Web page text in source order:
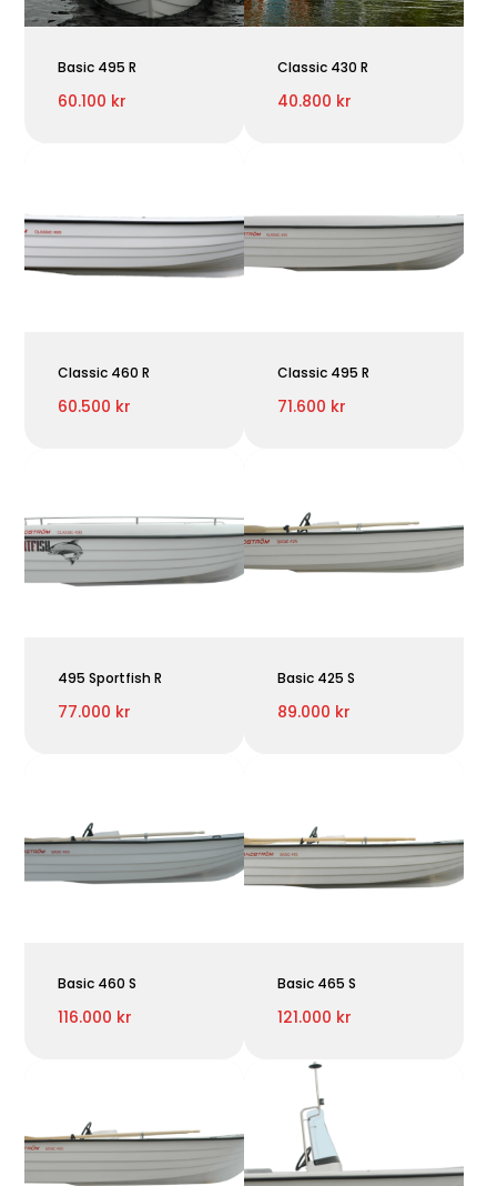
Basic 495 R
60.100 kr
Classic 430 R
40.800 kr
Classic 460 R
60.500 kr
Classic 495 R
71.600 kr
495 Sportfish R
77.000 kr
Basic 425 S
89.000 kr
Basic 460 S
116.000 kr
Basic 465 S
121.000 kr